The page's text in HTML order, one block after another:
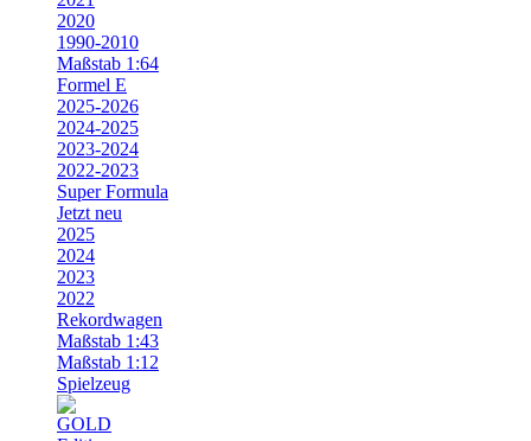
2020
1990-2010
Maßstab 1:64
Formel E
2025-2026
2024-2025
2023-2024
2022-2023
Super Formula
Jetzt neu
2025
2024
2023
2022
Rekordwagen
Maßstab 1:43
Maßstab 1:12
Spielzeug